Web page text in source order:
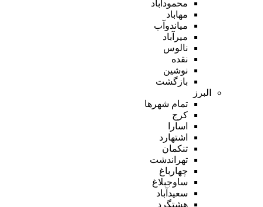
محمودآباد
مهاباد
میاندوآب
میرآباد
نالوس
نقده
نوشین
بازگشت
البرز
تمام شهر‌ها
کرج
اسارا
اشتهارد
تنکمان
تهراندشت
چهارباغ
ساوجبلاغ
سعیدآباد
هشتگرد